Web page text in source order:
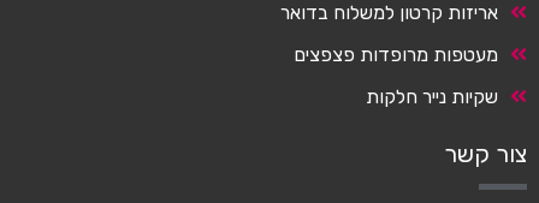
אריזות קרטון למשלוח בדואר
מעטפות מרופדות פצפצים
שקיות נייר חלקות
צור קשר